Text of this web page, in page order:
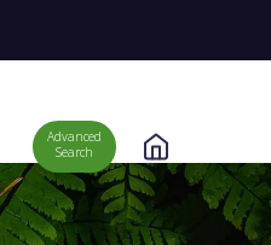
Advanced
Search